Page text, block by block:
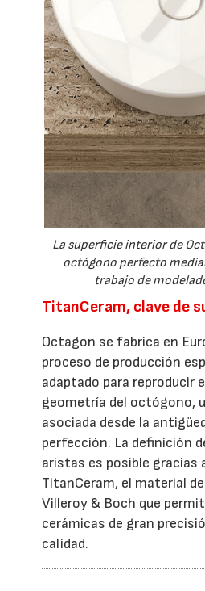
La superficie interior de
octógono perfecto
trabajo de
TitanCeram, clave de
Octagon se fabrica en
proceso de producción
adaptado para reproducir
geometría del octógono,
asociada desde la
perfección. La definición
aristas es posible gracias
TitanCeram, el material
Villeroy & Boch que
cerámicas de gran
calidad.